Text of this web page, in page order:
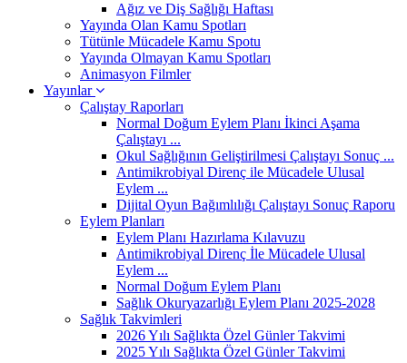
Ağız ve Diş Sağlığı Haftası
Yayında Olan Kamu Spotları
Tütünle Mücadele Kamu Spotu
Yayında Olmayan Kamu Spotları
Animasyon Filmler
Yayınlar
Çalıştay Raporları
Normal Doğum Eylem Planı İkinci Aşama
Çalıştayı ...
Okul Sağlığının Geliştirilmesi Çalıştayı Sonuç ...
Antimikrobiyal Direnç ile Mücadele Ulusal
Eylem ...
Dijital Oyun Bağımlılığı Çalıştayı Sonuç Raporu
Eylem Planları
Eylem Planı Hazırlama Kılavuzu
Antimikrobiyal Direnç İle Mücadele Ulusal
Eylem ...
Normal Doğum Eylem Planı
Sağlık Okuryazarlığı Eylem Planı 2025-2028
Sağlık Takvimleri
2026 Yılı Sağlıkta Özel Günler Takvimi
2025 Yılı Sağlıkta Özel Günler Takvimi